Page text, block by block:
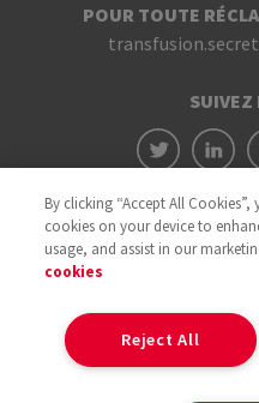
POUR TOUTE
SUIVEZ
By clicking “Accept All
cookies on your device to
usage, and assist in our
cookies
Reject All